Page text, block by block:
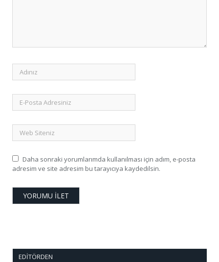
Daha sonraki yorumlarımda kullanılması için adım, e-posta
adresim ve site adresim bu tarayıcıya kaydedilsin.
EDITÖRDEN